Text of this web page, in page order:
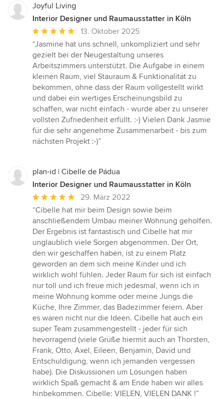
Joyful Living
Interior Designer und Raumausstatter in Köln
Durchschnittliche
Bewertung:
5
von
5
Sternen
13. Oktober 2025
“Jasmine hat uns schnell, unkompliziert und sehr
gezielt bei der Neugestaltung unseres
Arbeitszimmers unterstützt. Die Aufgabe in einem
kleinen Raum, viel Stauraum & Funktionalität zu
bekommen, ohne dass der Raum vollgestellt wirkt
und dabei ein wertiges Erscheinungsbild zu
schaffen, war nicht einfach - wurde aber zu unserer
vollsten Zufriedenheit erfüllt. :-) Vielen Dank Jasmie
für die sehr angenehme Zusammenarbeit - bis zum
nächsten Projekt :-)”
plan-id | Cibelle de Pádua
Interior Designer und Raumausstatter in Köln
Durchschnittliche
Bewertung:
5
von
5
Sternen
29. März 2022
“Cibelle hat mir beim Design sowie beim
anschließendem Umbau meiner Wohnung geholfen.
Der Ergebnis ist fantastisch und Cibelle hat mir
unglaublich viele Sorgen abgenommen. Der Ort,
den wir geschaffen haben, ist zu einem Platz
geworden an dem sich meine Kinder und ich
wirklich wohl fühlen. Jeder Raum für sich ist einfach
nur toll und ich freue mich jedesmal, wenn ich in
meine Wohnung komme oder meine Jungs die
Küche, Ihre Zimmer, das Badezimmer feiern. Aber
es waren nicht nur die Ideen. Cibelle hat auch ein
super Team zusammengestellt - jeder für sich
hevorragend (viele Grüße hiermit auch an Thorsten,
Frank, Otto, Axel, Eileen, Benjamin, David und
Entschuldigung, wenn ich jemanden vergessen
habe). Die Diskussionen um Lösungen haben
wirklich Spaß gemacht & am Ende haben wir alles
hinbekommen. Cibelle: VIELEN, VIELEN DANK !”